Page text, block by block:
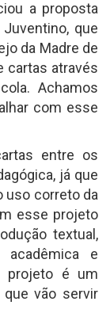
a proposta
que
da Madre de
cartas através
Achamos
com esse
entre os
já que
uso correto da
esse projeto
textual,
e
projeto é um
vão servir